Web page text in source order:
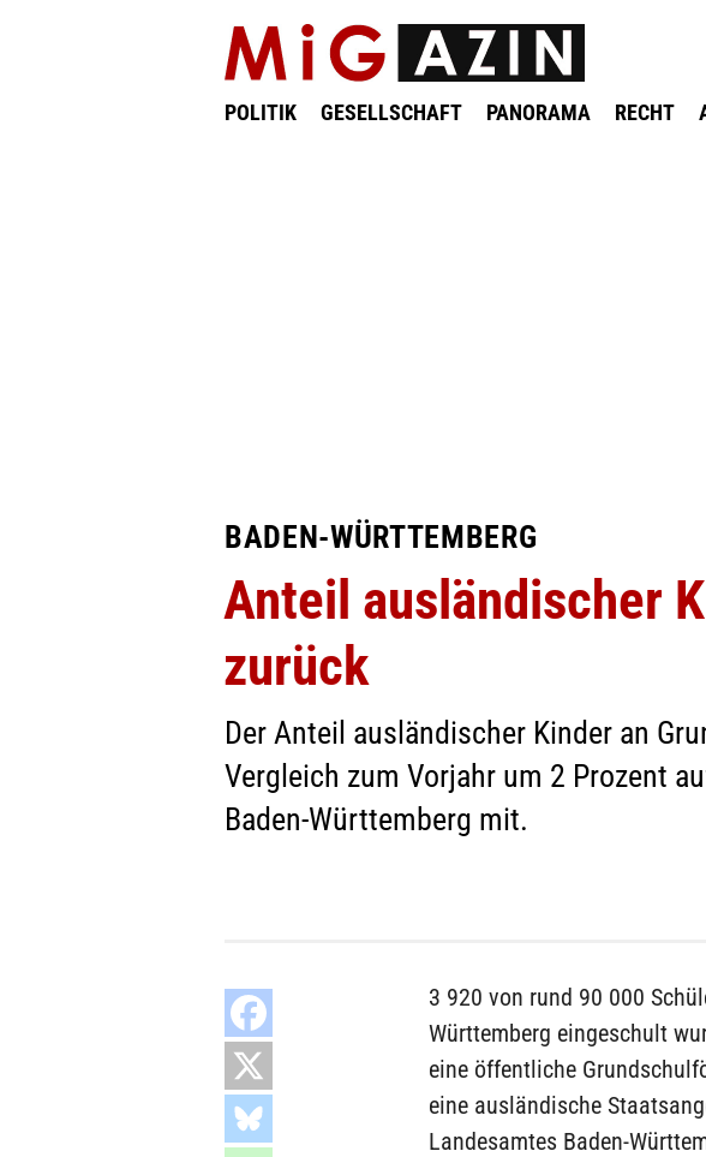
POLITIK GESELLSCHAFT PANORAMA RECHT
BADEN-WÜRTTEMBERG
Anteil ausländischer
zurück
Der Anteil ausländischer Kinder an
Vergleich zum Vorjahr um 2 Prozent
Baden-Württemberg mit.
3 920 von rund 90 000
Württemberg eingeschult
eine öffentliche
eine ausländische
Landesamtes Baden-